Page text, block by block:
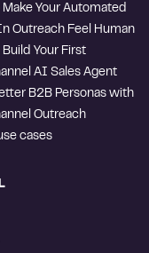
Make Your Automated
Outreach Feel Human
Build Your First
AI Sales Agent
B2B Personas with
Outreach
cases